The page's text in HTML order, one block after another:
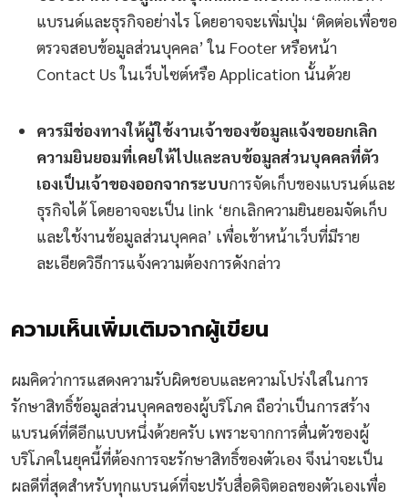
แบรนด์และธุรกิจอย่างไร โดยอาจจะเพิ่มปุ่ม ‘ติดต่อเพื่อขอ
ตรวจสอบข้อมูลส่วนบุคคล’ ใน Footer หรือหน้า
Contact Us ในเว็บไซต์หรือ Application นั้นด้วย
ควรมีช่องทางให้ผู้ใช้งานเจ้าของข้อมูลแจ้งขอยกเลิก
ความยินยอมที่เคยให้ไปและลบข้อมูลส่วนบุคคลที่ตัว
เองเป็นเจ้าของออกจากระบบการจัดเก็บของแบรนด์และ
ธุรกิจได้ โดยอาจจะเป็น link ‘ยกเลิกความยินยอมจัดเก็บ
และใช้งานข้อมูลส่วนบุคคล’ เพื่อเข้าหน้าเว็บที่มีราย
ละเอียดวิธีการแจ้งความต้องการดังกล่าว
ความเห็นเพิ่มเติมจากผู้เขียน
ผมคิดว่าการแสดงความรับผิดชอบและความโปร่งใสในการ
รักษาสิทธิ์ข้อมูลส่วนบุคคลของผู้บริโภค ถือว่าเป็นการสร้าง
แบรนด์ที่ดีอีกแบบหนึ่งด้วยครับ เพราะจากการตื่นตัวของผู้
บริโภคในยุคนี้ที่ต้องการจะรักษาสิทธิ์ของตัวเอง จึงน่าจะเป็น
ผลดีที่สุดสำหรับทุกแบรนด์ที่จะปรับสื่อดิจิตอลของตัวเองเพื่อ